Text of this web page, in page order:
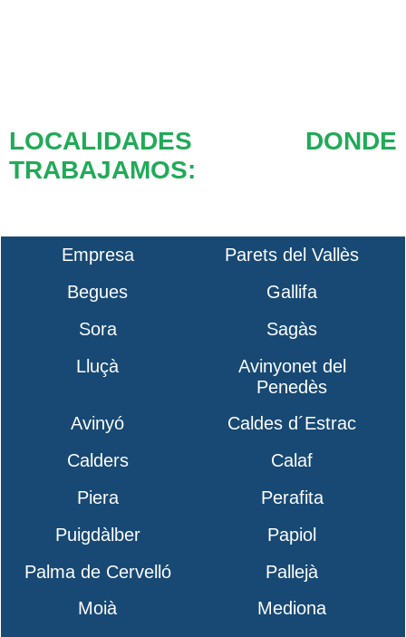
LOCALIDADES DONDE
TRABAJAMOS:
Empresa
Parets del Vallès
Begues
Gallifa
Sora
Sagàs
Lluçà
Avinyonet del
Penedès
Avinyó
Caldes d´Estrac
Calders
Calaf
Piera
Perafita
Puigdàlber
Papiol
Palma de Cervelló
Pallejà
Moià
Mediona